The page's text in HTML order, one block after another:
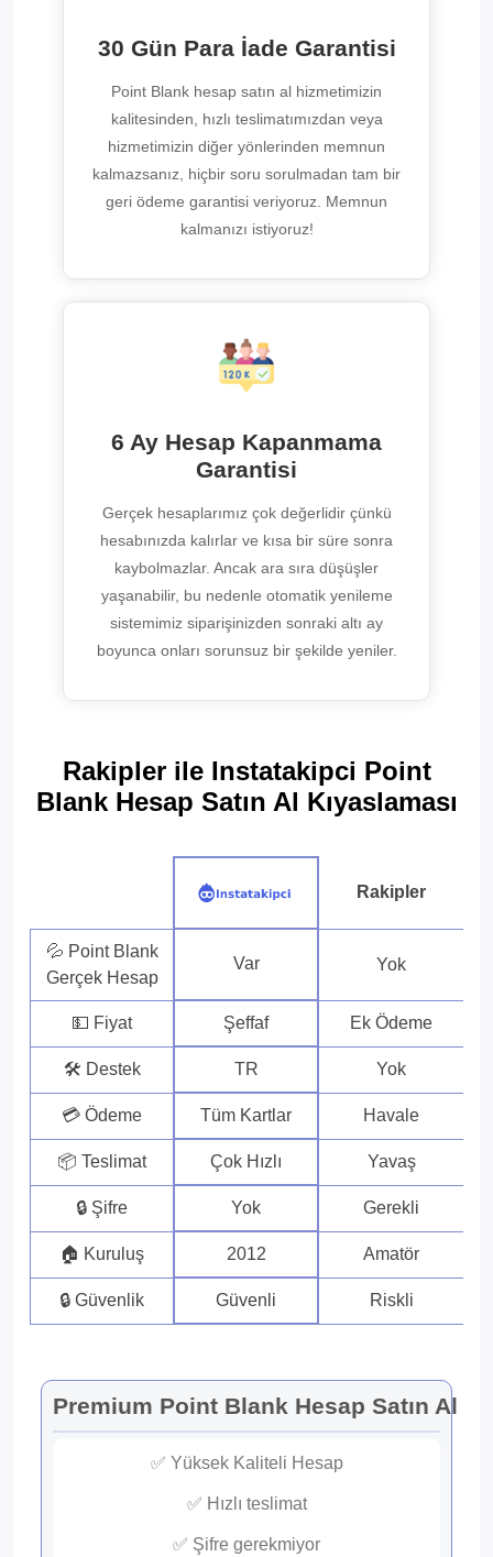
30 Gün Para İade Garantisi
Point Blank hesap satın al hizmetimizin
kalitesinden, hızlı teslimatımızdan veya
hizmetimizin diğer yönlerinden memnun
kalmazsanız, hiçbir soru sorulmadan tam bir
geri ödeme garantisi veriyoruz. Memnun
kalmanızı istiyoruz!
6 Ay Hesap Kapanmama
Garantisi
Gerçek hesaplarımız çok değerlidir çünkü
hesabınızda kalırlar ve kısa bir süre sonra
kaybolmazlar. Ancak ara sıra düşüşler
yaşanabilir, bu nedenle otomatik yenileme
sistemimiz siparişinizden sonraki altı ay
boyunca onları sorunsuz bir şekilde yeniler.
Rakipler ile Instatakipci Point
Blank Hesap Satın Al Kıyaslaması
Rakipler
💦 Point Blank
Gerçek Hesap
Var Yok
💵 Fiyat Şeffaf Ek Ödeme
🛠 Destek TR Yok
💳 Ödeme Tüm Kartlar Havale
📦 Teslimat Çok Hızlı Yavaş
🔒 Şifre Yok Gerekli
🏠 Kuruluş 2012 Amatör
🔒 Güvenlik Güvenli Riskli
Premium Point Blank Hesap Satın Al
✅ Yüksek Kaliteli Hesap
✅ Hızlı teslimat
✅ Şifre gerekmiyor